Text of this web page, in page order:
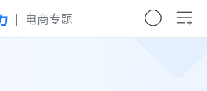
电商专题